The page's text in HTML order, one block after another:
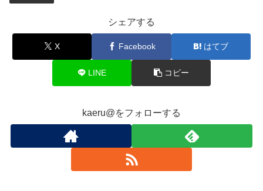
シェアする
X Facebook はてブ
LINE コピー
kaeru@をフォローする